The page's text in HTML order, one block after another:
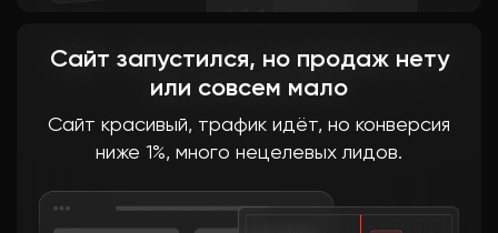
Сайт запустился, но продаж нету
или совсем мало
Сайт красивый, трафик идёт, но конверсия
ниже 1%, много нецелевых лидов.